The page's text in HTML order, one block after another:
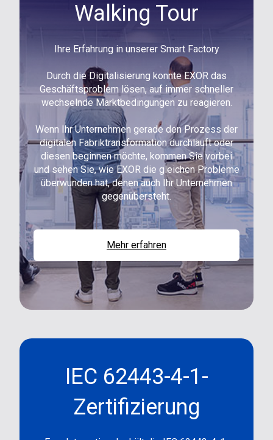
Walking Tour
Ihre Erfahrung in unserer Smart Factory
Durch die Digitalisierung konnte EXOR das
Geschäftsproblem lösen, auf immer schneller
wechselnde Marktbedingungen zu reagieren.
Wenn Ihr Unternehmen gerade den Prozess der
digitalen Fabriktransformation durchläuft oder
diesen beginnen möchte, kommen Sie vorbei
und sehen Sie, wie EXOR die gleichen Probleme
überwunden hat, denen auch Ihr Unternehmen
gegenübersteht.
Mehr erfahren
IEC 62443-4-1-
Zertifizierung